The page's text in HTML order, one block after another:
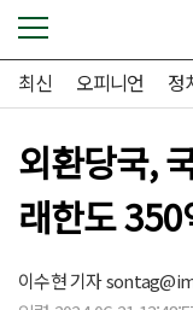
최신 오피니언 정
외환당국,
래한도
이수현 기자